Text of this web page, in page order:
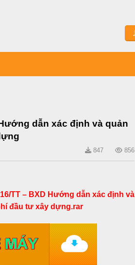
dẫn xác định và quản
847 856
TT – BXD Hướng dẫn xác định và
đầu tư xây dựng.rar